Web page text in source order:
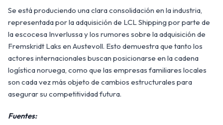
Se está produciendo una clara consolidación en la industria,
representada por la adquisición de LCL Shipping por parte de
la escocesa Inverlussa y los rumores sobre la adquisición de
Fremskridt Laks en Austevoll. Esto demuestra que tanto los
actores internacionales buscan posicionarse en la cadena
logística noruega, como que las empresas familiares locales
son cada vez más objeto de cambios estructurales para
asegurar su competitividad futura.
Fuentes: